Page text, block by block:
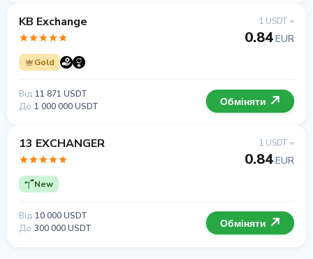
KB Exchange
Gold
1 USDT =
0.84EUR
Від 11 871 USDT
До 1 000 000 USDT Обміняти
13 EXCHANGER
New
1 USDT =
0.84EUR
Від 10 000 USDT
До 300 000 USDT Обміняти